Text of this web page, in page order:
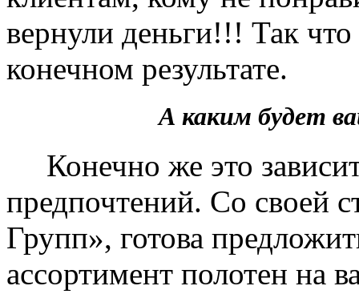
вернули деньги!!! Так
конечном результате.
А каким будет
Конечно же это
предпочтений. Со своей
Групп», готова
ассортимент полотен на